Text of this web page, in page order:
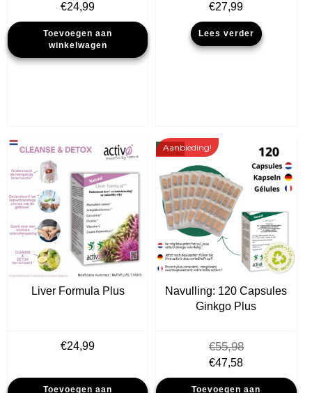
€24,99
Toevoegen aan
winkelwagen
€27,99
Lees verder
Liver Formula Plus
€24,99
Toevoegen aan
Navulling: 120 Capsules
Ginkgo Plus
€55,98
Oorspronkelijke
prijs
€47,58Huidige
prijs
Toevoegen aan
Aanbieding!